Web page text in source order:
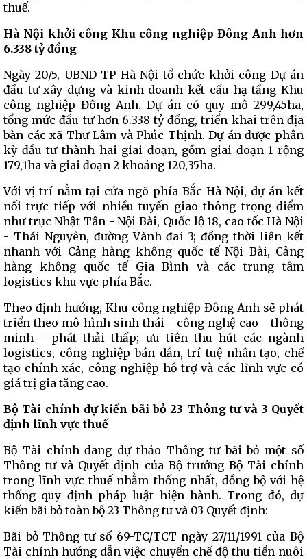
thuế.
Hà Nội khởi công Khu công nghiệp Đông Anh hơn
6.338 tỷ đồng
Ngày 20/5, UBND TP Hà Nội tổ chức khởi công Dự án
đầu tư xây dựng và kinh doanh kết cấu hạ tầng Khu
công nghiệp Đông Anh. Dự án có quy mô 299,45ha,
tổng mức đầu tư hơn 6.338 tỷ đồng, triển khai trên địa
bàn các xã Thư Lâm và Phúc Thịnh. Dự án được phân
kỳ đầu tư thành hai giai đoạn, gồm giai đoạn 1 rộng
179,1ha và giai đoạn 2 khoảng 120,35ha.
Với vị trí nằm tại cửa ngõ phía Bắc Hà Nội, dự án kết
nối trực tiếp với nhiều tuyến giao thông trọng điểm
như trục Nhật Tân - Nội Bài, Quốc lộ 18, cao tốc Hà Nội
- Thái Nguyên, đường Vành đai 3; đồng thời liên kết
nhanh với Cảng hàng không quốc tế Nội Bài, Cảng
hàng không quốc tế Gia Bình và các trung tâm
logistics khu vực phía Bắc.
Theo định hướng, Khu công nghiệp Đông Anh sẽ phát
triển theo mô hình sinh thái - công nghệ cao - thông
minh - phát thải thấp; ưu tiên thu hút các ngành
logistics, công nghiệp bán dẫn, trí tuệ nhân tạo, chế
tạo chính xác, công nghiệp hỗ trợ và các lĩnh vực có
giá trị gia tăng cao.
Bộ Tài chính dự kiến bãi bỏ 23 Thông tưvà 3 Quyết
định lĩnh vực thuế
Bộ Tài chính đang dự thảo Thông tư bãi bỏ một số
Thông tư và Quyết định của Bộ trưởng Bộ Tài chính
trong lĩnh vực thuế nhằm thống nhất, đồng bộ với hệ
thống quy định pháp luật hiện hành. Trong đó, dự
kiến bãi bỏ toàn bộ 23 Thông tư và 03 Quyết định:
Bãi bỏ Thông tư số 69-TC/TCT ngày 27/11/1991 của Bộ
Tài chính hướng dẫn việc chuyển chế độ thu tiền nuôi